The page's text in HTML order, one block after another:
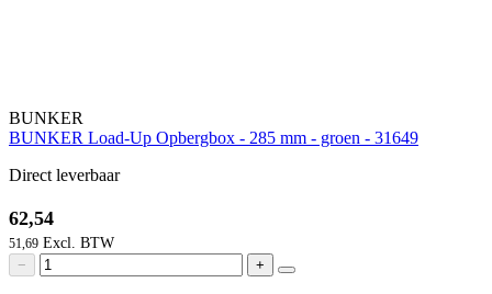
BUNKER
BUNKER Load-Up Opbergbox - 285 mm - groen - 31649
Direct leverbaar
62,54
51,69
− +